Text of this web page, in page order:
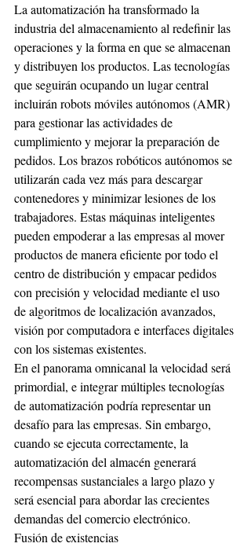
La automatización ha transformado la
industria del almacenamiento al redefinir las
operaciones y la forma en que se almacenan
y distribuyen los productos. Las tecnologías
que seguirán ocupando un lugar central
incluirán robots móviles autónomos (AMR)
para gestionar las actividades de
cumplimiento y mejorar la preparación de
pedidos. Los brazos robóticos autónomos se
utilizarán cada vez más para descargar
contenedores y minimizar lesiones de los
trabajadores. Estas máquinas inteligentes
pueden empoderar a las empresas al mover
productos de manera eficiente por todo el
centro de distribución y empacar pedidos
con precisión y velocidad mediante el uso
de algoritmos de localización avanzados,
visión por computadora e interfaces digitales
con los sistemas existentes.
En el panorama omnicanal la velocidad será
primordial, e integrar múltiples tecnologías
de automatización podría representar un
desafío para las empresas. Sin embargo,
cuando se ejecuta correctamente, la
automatización del almacén generará
recompensas sustanciales a largo plazo y
será esencial para abordar las crecientes
demandas del comercio electrónico.
Fusión de existencias